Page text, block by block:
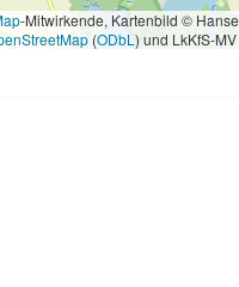
-Mitwirkende, Kartenbild ©
(ODbL ) und LkKfS-MV